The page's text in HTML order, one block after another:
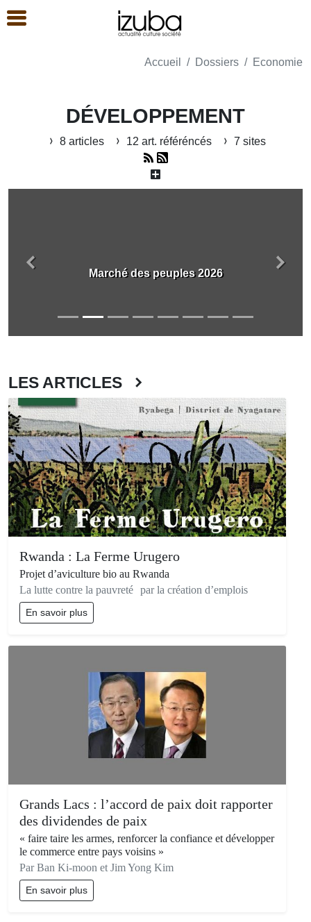
Accueil Dossiers Economie
DÉVELOPPEMENT
8 articles 12 art. référéncés 7 sites
Marché des peuples 2026
Précédent
LES ARTICLES
Rwanda : La Ferme Urugero
Projet d’aviculture bio au Rwanda
La lutte contre la pauvreté par la création d’emplois
En savoir plus
Grands Lacs : l’accord de paix doit rapporter
des dividendes de paix
« faire taire les armes, renforcer la confiance et développer
le commerce entre pays voisins »
Par Ban Ki-moon et Jim Yong Kim
En savoir plus